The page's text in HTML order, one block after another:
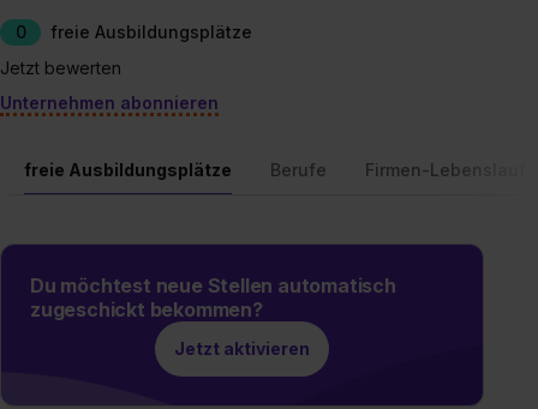
0
freie Ausbildungsplätze
Jetzt bewerten
Unternehmen abonnieren
freie Ausbildungsplätze Berufe Firmen-Lebenslauf
Du möchtest neue Stellen automatisch
zugeschickt bekommen?
Jetzt aktivieren